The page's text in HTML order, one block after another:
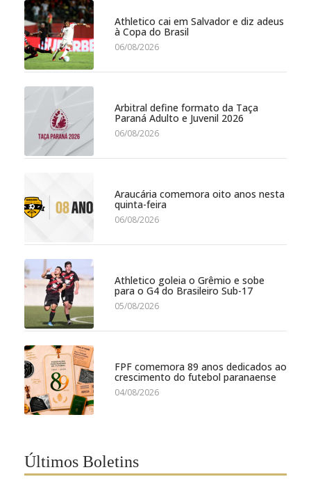
Athletico cai em Salvador e diz adeus
à Copa do Brasil
06/08/2026
Arbitral define formato da Taça
Paraná Adulto e Juvenil 2026
06/08/2026
Araucária comemora oito anos nesta
quinta-feira
06/08/2026
Athletico goleia o Grêmio e sobe
para o G4 do Brasileiro Sub-17
05/08/2026
FPF comemora 89 anos dedicados ao
crescimento do futebol paranaense
04/08/2026
Últimos Boletins